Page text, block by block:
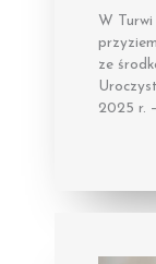
W Turwi
ze
2025 r.